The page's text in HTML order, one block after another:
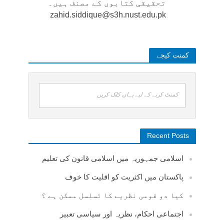
تحقیقی کتابوں کے مصنف ہیں۔
zahid.siddique@s3h.nust.edu.pk
کمنت کیجے
کمنٹ کرنے کے لیے یہاں کلک کریں
Recent Posts
اسلامی جمہوریہ میں اسلامی قانون کی تعلیم
پاکستان میں اکثریت کو اقلیت کا خوف
کیا دو قومی نظریے کا تسلسل ممکن ہے ؟
اجتماعی احکام، نظریہ اور سیاسی تعبیر